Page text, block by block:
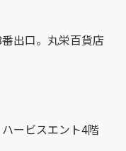
出口。丸栄百貨店
ービスエント4階